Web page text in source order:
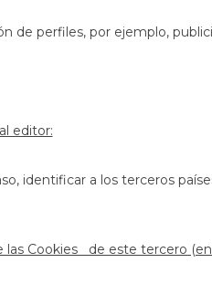
de perfiles, por ejemplo,
editor:
identificar a los terceros
las Cookies de este tercero